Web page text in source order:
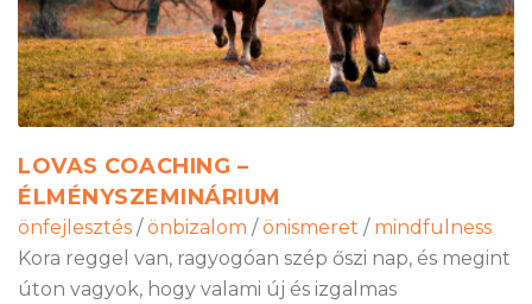
LOVAS COACHING –
ÉLMÉNYSZEMINÁRIUM
önfejlesztés / önbizalom / önismeret / mindfulness
Kora reggel van, ragyogóan szép őszi nap, és megint
úton vagyok, hogy valami új és izgalmas